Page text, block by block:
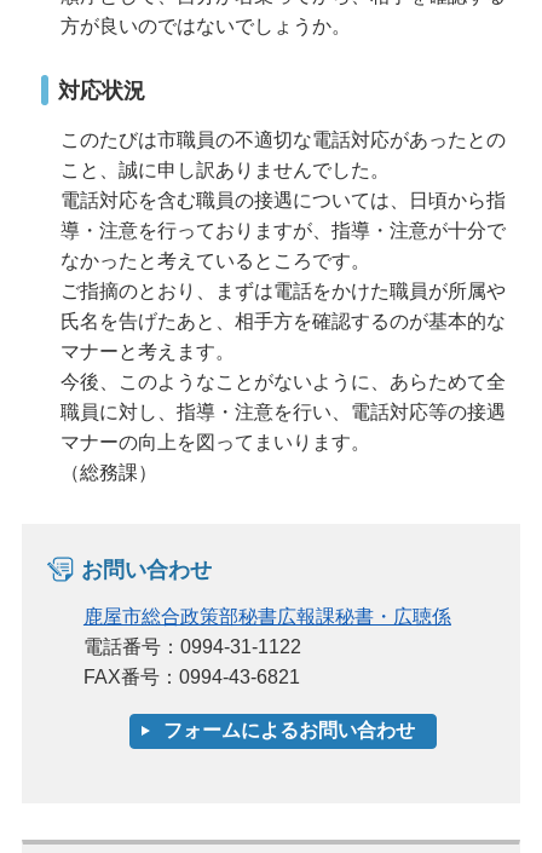
方が良いのではないでしょうか。
対応状況
このたびは市職員の不適切な電話対応があったとの
こと、誠に申し訳ありませんでした。
電話対応を含む職員の接遇については、日頃から指
導・注意を行っておりますが、指導・注意が十分で
なかったと考えているところです。
ご指摘のとおり、まずは電話をかけた職員が所属や
氏名を告げたあと、相手方を確認するのが基本的な
マナーと考えます。
今後、このようなことがないように、あらためて全
職員に対し、指導・注意を行い、電話対応等の接遇
マナーの向上を図ってまいります。
（総務課）
お問い合わせ
鹿屋市総合政策部秘書広報課秘書・広聴係
電話番号：0994-31-1122
FAX番号：0994-43-6821